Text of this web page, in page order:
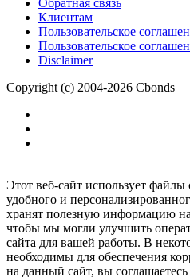
Клиентам
Пользовательское
Пользовательское
Disclaimer
Copyright (c) 2004-2026 Cbonds
Этот веб-сайт использует файлы
удобного и
хранят полезную информацию
чтобы мы могли улучшить
сайта для вашей работы. В
необходимы для обеспечения
на данный сайт, вы